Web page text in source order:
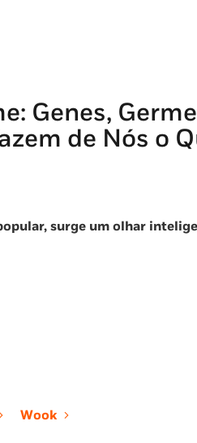
Genes,
de Nós o
surge um olhar
Wook